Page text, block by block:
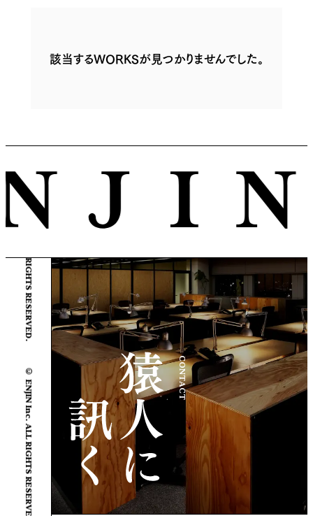
該当するWORKSが見つかりませんでした。
© ENJIN Inc. ALL RIGHTS RESERVED.
© ENJIN Inc. ALL RIGHTS RESERVED.
CONTACT